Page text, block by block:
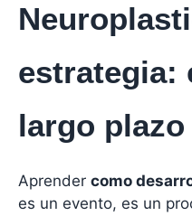
estrategia:
largo plazo
Aprender como
es un evento, es un